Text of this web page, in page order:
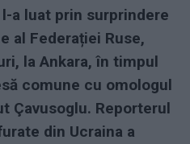
a luat prin surprindere
al Federației Ruse,
la Ankara, în timpul
comune cu omologul
Çavusoglu. Reporterul
din Ucraina a